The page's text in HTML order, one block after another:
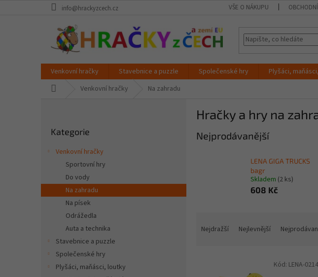
info@hrackyzcech.cz VŠE O NÁKUPU
Venkovní hračky Stavebnice a puzzle Společenské hry Plyšáci,
Venkovní hračky Na zahradu
kategorie
Kategorie
Venkovní hračky
Sportovní hry
Do vody
Na zahradu
Na písek
Odrážedla
Auta a technika
Stavebnice a puzzle
Společenské hry
Plyšáci, maňásci, loutky
Hračky a hry na
Nejprodávanější
LENA GIGA TRUCKS
bagr
Skladem (2 ks)
608 Kč
Nejdražší Nejlevnější
Kód: LENA-